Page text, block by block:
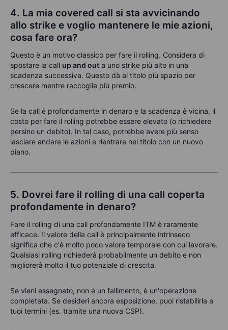
4. La mia covered call si sta avvicinando
allo strike e voglio mantenere le mie azioni,
cosa fare ora?
Questo è un motivo classico per fare il rolling. Considera di
spostare la call up and out a uno strike più alto in una
scadenza successiva. Questo dà al titolo più spazio per
crescere mentre raccoglie più premio.
Se la call è profondamente in denaro e la scadenza è vicina, il
costo per fare il rolling potrebbe essere elevato (o richiedere
persino un debito). In tal caso, potrebbe avere più senso
lasciare andare le azioni e rientrare nel titolo con un nuovo
piano.
5. Dovrei fare il rolling di una call coperta
profondamente in denaro?
Fare il rolling di una call profondamente ITM è raramente
efficace. Il valore della call è principalmente intrinseco
significa che c'è molto poco valore temporale con cui lavorare.
Qualsiasi rolling richiederà probabilmente un debito e non
migliorerà molto il tuo potenziale di crescita.
Se vieni assegnato, non è un fallimento, è un'operazione
completata. Se desideri ancora esposizione, puoi ristabilirla a
tuoi termini (es. tramite una nuova CSP).